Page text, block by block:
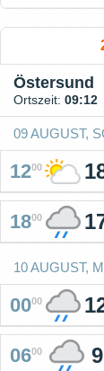
Östersund
Ortszeit: 09:12
09 AUGUST,
1200
1800
10 AUGUST,
0000
0600 9